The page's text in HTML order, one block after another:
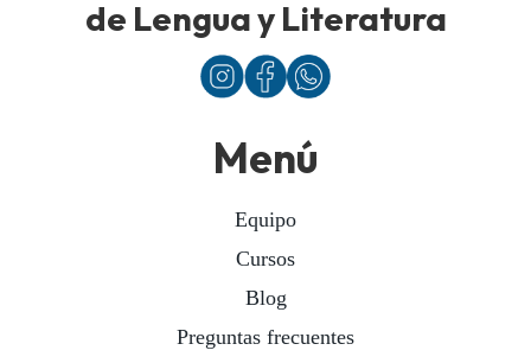
de Lengua y Literatura
Menú
Equipo
Cursos
Blog
Preguntas frecuentes